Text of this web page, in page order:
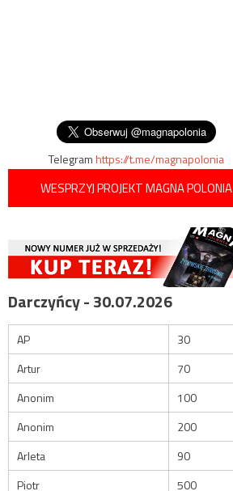
Telegramhttps://t.me/magnapolonia
WESPRZYJ PROJEKT MAGNA POLONIA
Darczyńcy - 30.07.2026
AP
30
Artur
70
Anonim
100
Anonim
200
Arleta
90
Piotr
500